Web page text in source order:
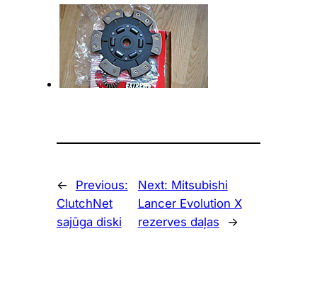
←
Previous:
ClutchNet
sajūga diski
Next: Mitsubishi
Lancer Evolution X
rezerves daļas
→